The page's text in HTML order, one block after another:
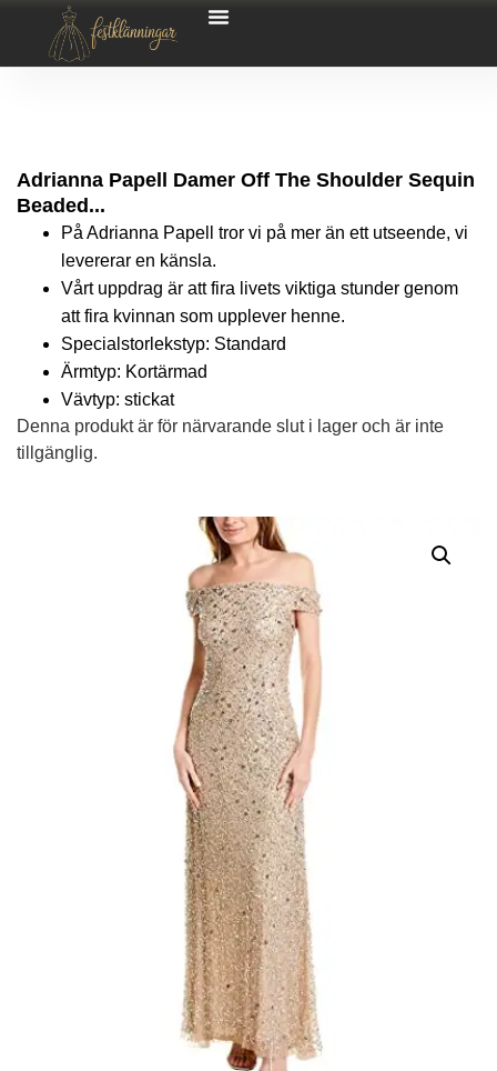
Adrianna Papell Damer Off The Shoulder Sequin
Beaded...
På Adrianna Papell tror vi på mer än ett utseende, vi
levererar en känsla.
Vårt uppdrag är att fira livets viktiga stunder genom
att fira kvinnan som upplever henne.
Specialstorlekstyp: Standard
Ärmtyp: Kortärmad
Vävtyp: stickat
Denna produkt är för närvarande slut i lager och är inte
tillgänglig.